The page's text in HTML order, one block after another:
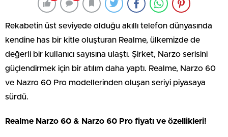
Rekabetin üst seviyede olduğu akıllı telefon dünyasında
kendine has bir kitle oluşturan Realme, ülkemizde de
değerli bir kullanıcı sayısına ulaştı. Şirket, Narzo serisini
güçlendirmek için bir atılım daha yaptı. Realme, Narzo 60
ve Nazro 60 Pro modellerinden oluşan seriyi piyasaya
sürdü.
Realme Narzo 60 & Narzo 60 Pro fiyatı ve özellikleri!